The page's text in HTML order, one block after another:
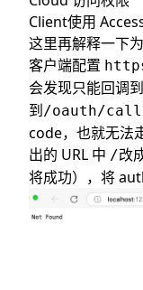
Client使用
这里再解释一下
客户端配置
会发现只能回调到
到/oauth/
code，也就无法
出的 URL 中 /改
将成功），将